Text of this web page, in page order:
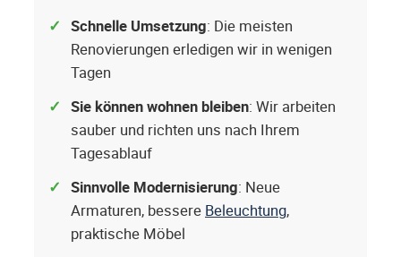
Schnelle Umsetzung: Die meisten
Renovierungen erledigen wir in wenigen
Tagen
Sie können wohnen bleiben: Wir arbeiten
sauber und richten uns nach Ihrem
Tagesablauf
Sinnvolle Modernisierung: Neue
Armaturen, bessere Beleuchtung,
praktische Möbel